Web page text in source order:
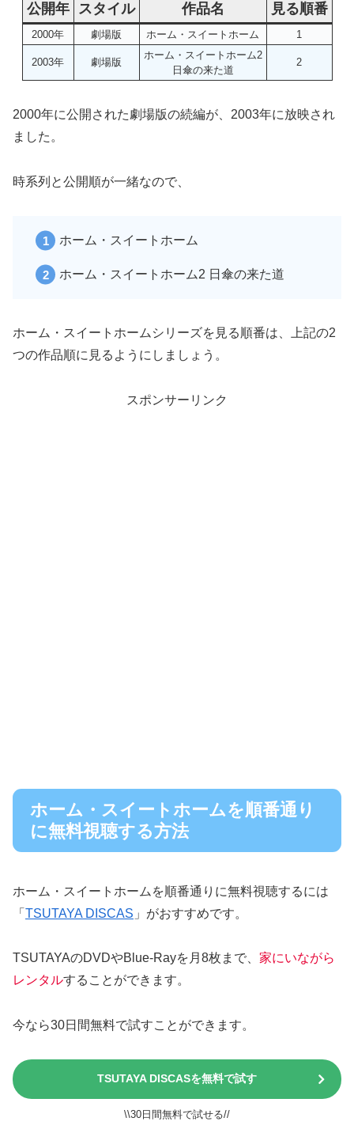
公開年 スタイル 作品名 見る順番
2000年 劇場版 ホーム・スイートホーム 1
2003年 劇場版
ホーム・スイートホーム2
日傘の来た道
2
2000年に公開された劇場版の続編が、2003年に放映され
ました。
時系列と公開順が一緒なので、
ホーム・スイートホーム
ホーム・スイートホーム2 日傘の来た道
ホーム・スイートホームシリーズを見る順番は、上記の2
つの作品順に見るようにしましょう。
スポンサーリンク
ホーム・スイートホームを順番通り
に無料視聴する方法
ホーム・スイートホームを順番通りに無料視聴するには
「 TSUTAYA DISCAS 」がおすすめです。
TSUTAYAのDVDやBlue-Rayを月8枚まで、 家にいながら
レンタルすることができます。
今なら30日間無料で試すことができます。
TSUTAYA DISCASを無料で試す
\\30日間無料で試せる//